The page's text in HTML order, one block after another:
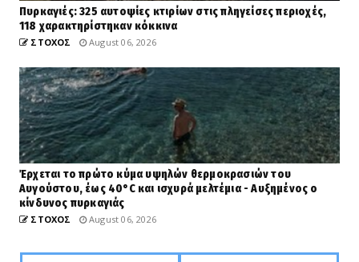
Πυρκαγιές: 325 αυτοψίες κτιρίων στις πληγείσες περιοχές,
118 χαρακτηρίστηκαν κόκκινα
ΣΤΟΧΟΣ August 06, 2026
Έρχεται το πρώτο κύμα υψηλών θερμοκρασιών του
Αυγούστου, έως 40°C και ισχυρά μελτέμια - Αυξημένος ο
κίνδυνος πυρκαγιάς
ΣΤΟΧΟΣ August 06, 2026